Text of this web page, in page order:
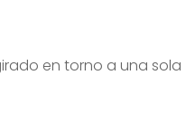
en torno a una sola